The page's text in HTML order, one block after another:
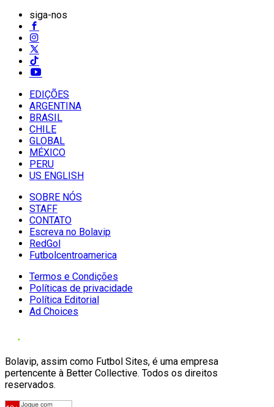
siga-nos
EDIÇÕES
ARGENTINA
BRASIL
CHILE
GLOBAL
MÉXICO
PERU
US ENGLISH
SOBRE NÓS
STAFF
CONTATO
Escreva no Bolavip
RedGol
Futbolcentroamerica
Termos e Condições
Políticas de privacidade
Política Editorial
Ad Choices
Bolavip, assim como Futbol Sites, é uma empresa
pertencente à Better Collective. Todos os direitos
reservados.